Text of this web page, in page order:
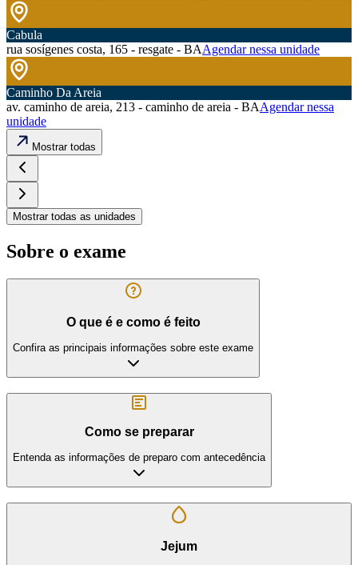
Cabula
rua sosígenes costa, 165 - resgate - BAAgendar nessa unidade
Caminho Da Areia
av. caminho de areia, 213 - caminho de areia - BAAgendar nessa
unidade
Mostrar todas
Mostrar todas as unidades
Sobre o exame
O que é e como é feito
Confira as principais informações sobre este exame
Como se preparar
Entenda as informações de preparo com antecedência
Jejum